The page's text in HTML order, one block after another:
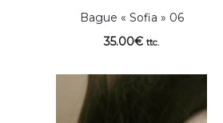
Bague « Sofia » 06
35.00€ ttc.